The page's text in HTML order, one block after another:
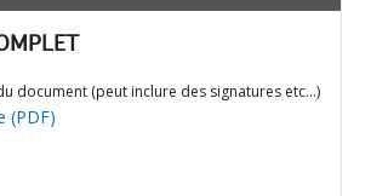
document (peut inclure des signatures etc…)
(PDF)